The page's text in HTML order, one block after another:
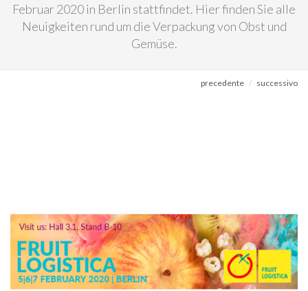
Februar 2020 in Berlin stattfindet. Hier finden Sie alle
Neuigkeiten rund um die Verpackung von Obst und
Gemüse.
precedente successivo